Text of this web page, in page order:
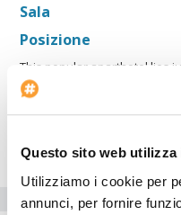
Questo sito web utilizza
Utilizziamo i cookie per
annunci, per fornire
Sala
Posizione
This popular aparthotel lies
close to the quieter resort of
Playa de las Americas. The
groups of friends looking for
distance.
Servizi dell'hotel